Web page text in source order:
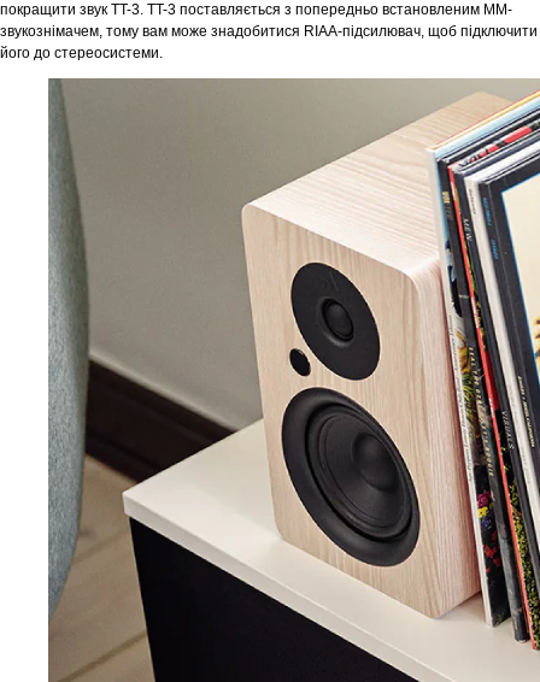
покращити звук TT-3. TT-3 поставляється з попередньо встановленим MM-
звукознімачем, тому вам може знадобитися RIAA-підсилювач, щоб підключити
його до стереосистеми.